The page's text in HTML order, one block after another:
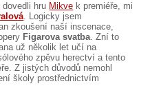
dovedli hru Mikve k premiéře, mi
. Logicky jsem
zkoušení naší inscenace,
Figarova svatba. Zní to
už několik let učí na
zpěvu herectví a tento
Z jistých důvodů nemohl
školy prostřednictvím